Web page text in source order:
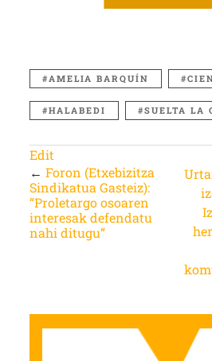
AMELIA BARQUÍN
HALABEDI SUELTA LA
Edit
← Foron (Etxebizitza
Sindikatua Gasteiz):
“Proletargo osoaren
interesak defendatu
nahi ditugu”